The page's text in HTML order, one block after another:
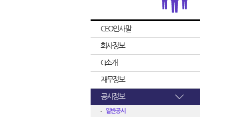
CEO인사말
회사정보
CI소개
재무정보
공시정보
일반공시